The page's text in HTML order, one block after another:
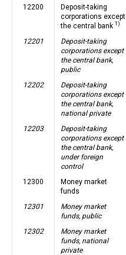
12200
Deposit-taking
corporations except
the central bank 1)
12201
Deposit-taking
corporations except
the central bank,
public
12202
Deposit-taking
corporations except
the central bank,
national private
12203
Deposit-taking
corporations except
the central bank,
under foreign
control
12300
Money market
funds
12301
Money market
funds, public
12302
Money market
funds, national
private